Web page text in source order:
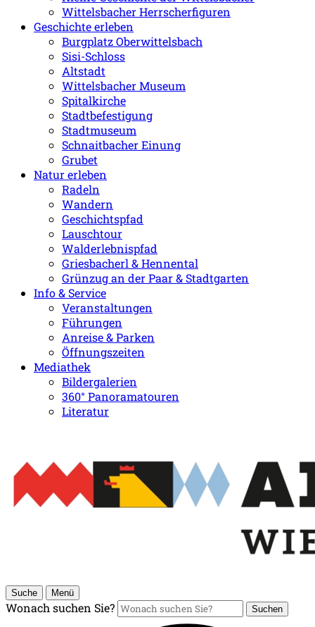
Wittelsbacher Herrscherfiguren
Geschichte erleben
Burgplatz Oberwittelsbach
Sisi-Schloss
Altstadt
Wittelsbacher Museum
Spitalkirche
Stadtbefestigung
Stadtmuseum
Schnaitbacher Einung
Grubet
Natur erleben
Radeln
Wandern
Geschichtspfad
Lauschtour
Walderlebnispfad
Griesbacherl & Hennental
Grünzug an der Paar & Stadtgarten
Info & Service
Veranstaltungen
Führungen
Anreise & Parken
Öffnungszeiten
Mediathek
Bildergalerien
360° Panoramatouren
Literatur
Suche Menü
Wonach suchen Sie? Suchen